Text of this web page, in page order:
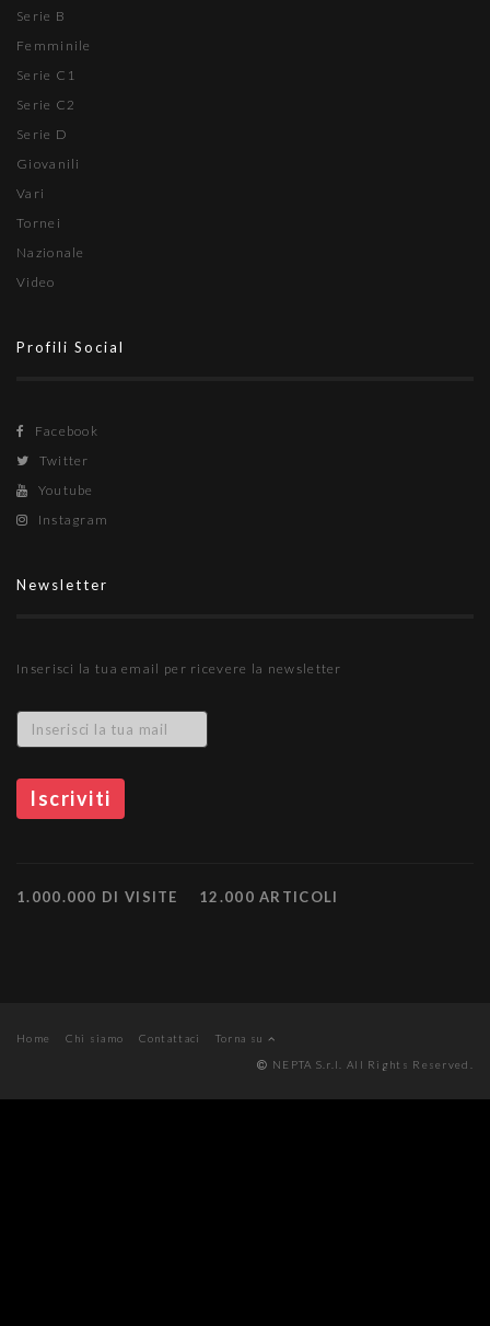
Serie B
Femminile
Serie C1
Serie C2
Serie D
Giovanili
Vari
Tornei
Nazionale
Video
Profili Social
Facebook
Twitter
Youtube
Instagram
Newsletter
Inserisci la tua email per ricevere la newsletter
1.000.000 DI VISITE 12.000 ARTICOLI
Home Chi siamo Contattaci
Torna su
NEPTA S.r.l. All Rights Reserved.